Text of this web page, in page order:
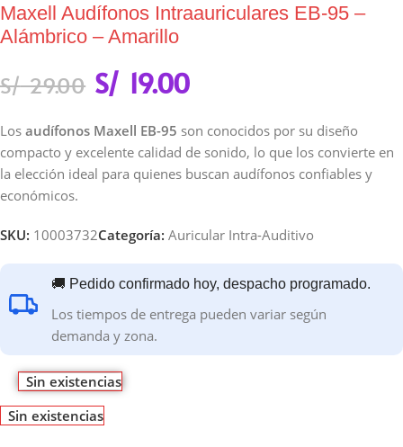
Maxell Audífonos Intraauriculares EB-95 –
Alámbrico – Amarillo
S/29.00 S/ 19.00
Los audífonos Maxell EB-95 son conocidos por su diseño
compacto y excelente calidad de sonido, lo que los convierte en
la elección ideal para quienes buscan audífonos confiables y
económicos.
SKU: 10003732Categoría: Auricular Intra-Auditivo
🚚 Pedido confirmado hoy, despacho programado.
Los tiempos de entrega pueden variar según
demanda y zona.
Sin existencias
Sin existencias